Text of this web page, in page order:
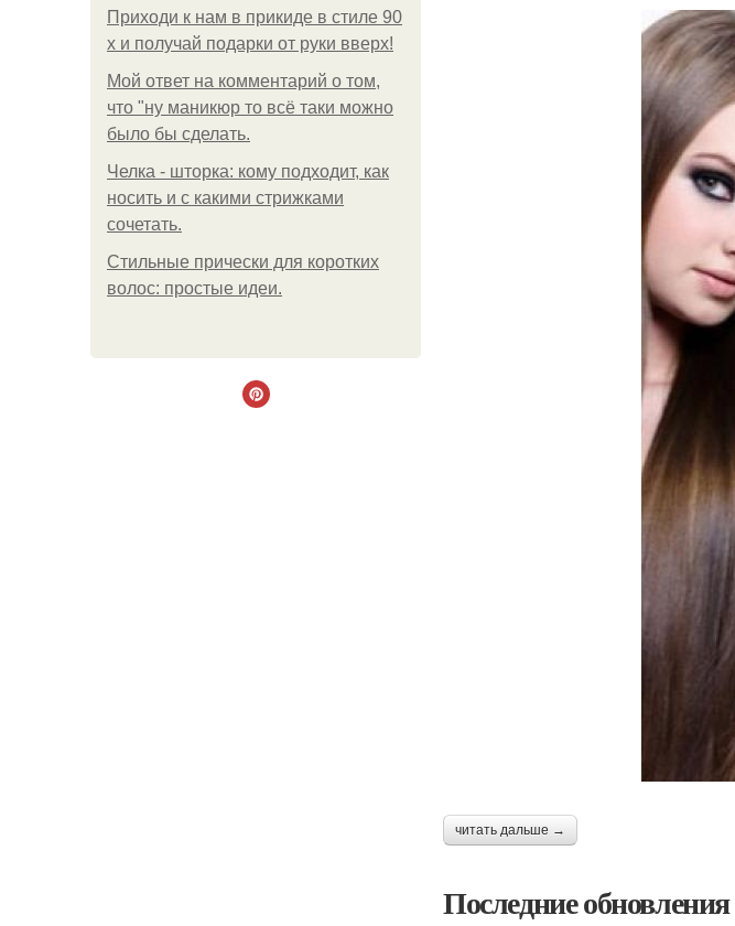
Приходи к нам в прикиде в стиле 90
х и получай подарки от руки вверх!
Мой ответ на комментарий о том,
что "ну маникюр то всё таки можно
было бы сделать.
Челка - шторка: кому подходит, как
носить и с какими стрижками
сочетать.
Стильные прически для коротких
волос: простые идеи.
читать дальше →
Последние обновления